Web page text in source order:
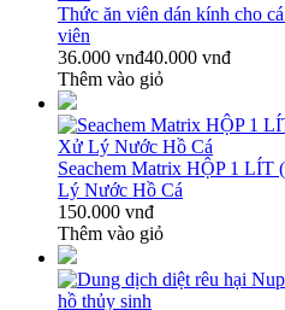
Thức ăn viên dán kính cho
viên
36.000 vnđ40.000 vnđ
Thêm vào giỏ
Seachem Matrix HỘP 1
Lý Nước Hồ Cá
150.000 vnđ
Thêm vào giỏ